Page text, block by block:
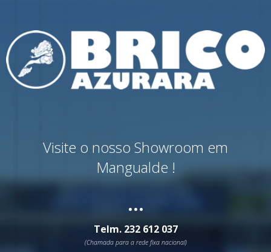
Visite o nosso Showroom em
Mangualde !
...
Telm. 232 612 037
(Chamada para a rede fixa nacional)